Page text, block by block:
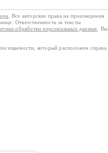
. Все авторские права на произведения
Ответственность за тексты
обработки персональных данных
. Вы
который расположен справа